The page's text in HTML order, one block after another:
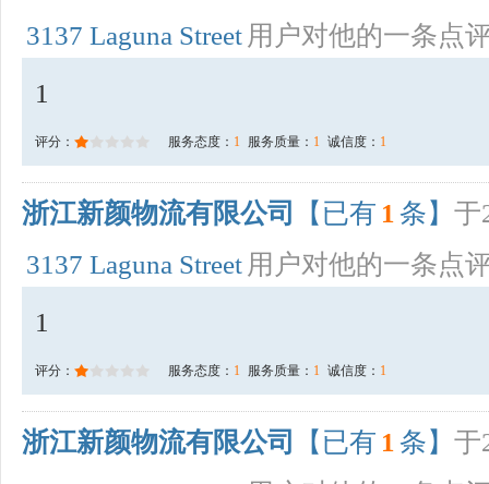
3137 Laguna Street 用户对他的一条点
1
评分： 服务态度： 1 服务质量： 1 诚信度： 1
浙江新颜物流有限公司 【已有 1 条】 于
3137 Laguna Street 用户对他的一条点
1
评分： 服务态度： 1 服务质量： 1 诚信度： 1
浙江新颜物流有限公司 【已有 1 条】 于